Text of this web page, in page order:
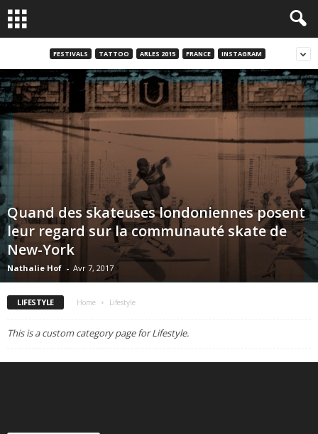
FESTIVALS TATTOO ARLES 2015 FRANCE INSTAGRAM
Quand des skateuses londoniennes posent
leur regard sur la communauté skate de
New-York
Nathalie Hof - Avr 7, 2017
LIFESTYLE Home Lifestyle
This is a custom category page for Lifestyle.